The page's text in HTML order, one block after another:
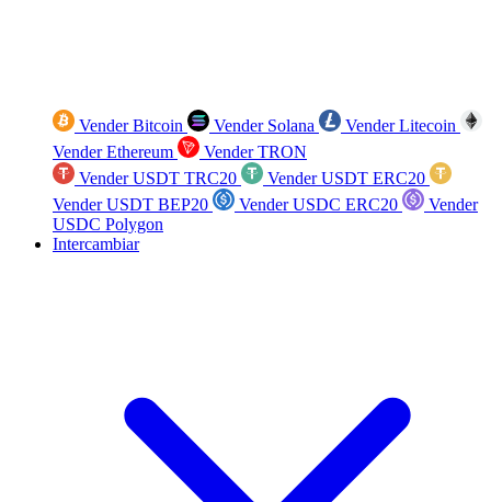
Vender Bitcoin Vender Solana
Vender Litecoin
Vender Ethereum
Vender TRON
Vender USDT TRC20
Vender USDT ERC20
Vender USDT BEP20
Vender USDC ERC20
Vender
USDC Polygon
Intercambiar